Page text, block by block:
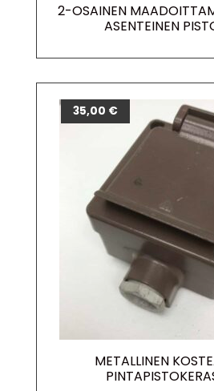
2-OSAINEN
ASENTEINEN
METALLINEN
35,00 €